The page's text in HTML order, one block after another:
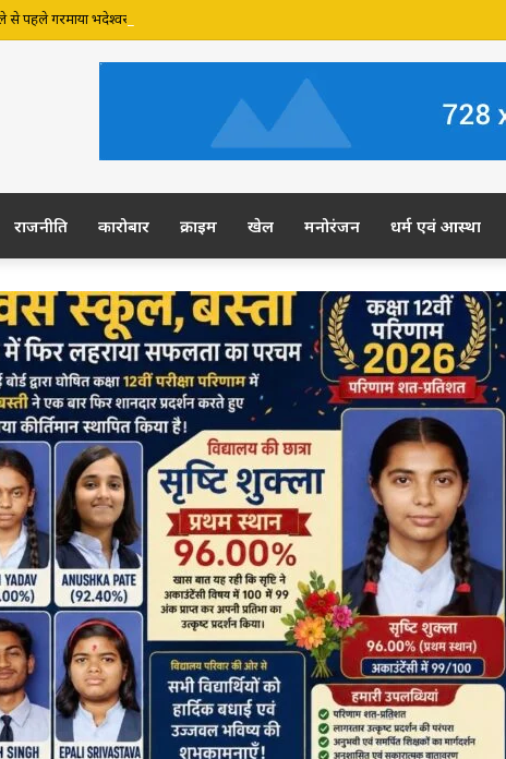
पहले गरमाया भदेश्वर नाथ मंदिर की जमीन पर अवैध कब्जे का मामला, प्रशासन से मामले में हस्तक्षेप
राजनीति कारोबार क्राइम खेल मनोरंजन धर्म एवं आस्था